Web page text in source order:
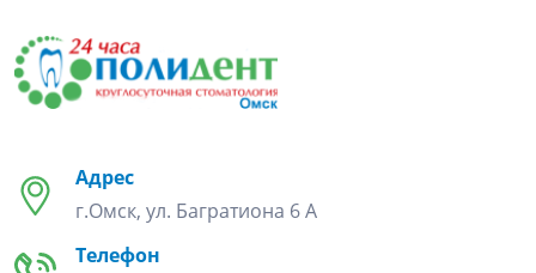
Адрес
г.Омск, ул. Багратиона 6 А
Телефон